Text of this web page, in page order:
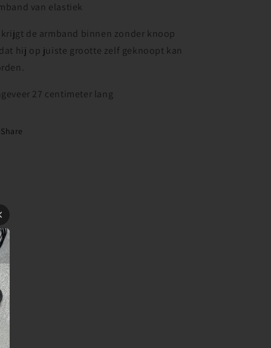
van elastiek
de armband binnen zonder knoop
hij op juiste grootte zelf geknoopt kan
27 centimeter lang
Share